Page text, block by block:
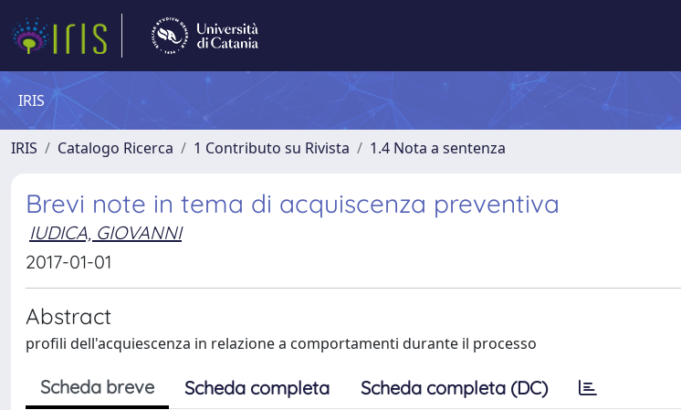
IRIS
IRIS Catalogo Ricerca 1 Contributo su Rivista 1.4 Nota a sentenza
Brevi note in tema di acquiscenza preventiva
IUDICA, GIOVANNI
2017-01-01
Abstract
profili dell'acquiescenza in relazione a comportamenti durante il processo
Scheda breve Scheda completa Scheda completa (DC)